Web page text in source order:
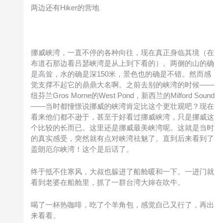
两边还有Hiker的营地
挪威峡湾，一直不停的各种向往，现在真正身临其境（在
布道石那边看吕瑟峡湾是从上到下看的）。两侧的山的确
是高耸，水的确是深150米，景色也的确是不错。然而感
觉支撑不起它的鼎鼎大名啊。之前去别的峡湾的时候——
纽芬兰Gros Morne的West Pond，新西兰的Milford Sound
——当时都憧憬说挪威的峡湾肯定比这个更壮观吧？现在
看来他们都不逊于，甚至于好看过挪威峡湾，只是挪威这
个比较的长而已。这里还是挪威最美峡湾呢。这就是当时
的真实感受，突然就有点对峡湾祛魅了。直到后来看到了
盖朗厄尔峡湾！这个是后话了。
终于抵不住寒风，大叔也躲进了船舱暖和一下。一进门就
看到老婆在船舱里，抓了一群台湾大婶在吹牛。
喝了一杯热咖啡，吃了个羊角包，感觉自己又行了，再出
来看看。